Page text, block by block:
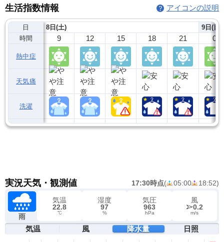
生活指数情報 アイコンの説明
日
時間
熱中症
天気痛
洗濯
8日(土)
9 12 15 18 21
9日(日)
0
実況天気・観測値 17:30時点( 05:00 18:52)
雨
気温
22.8
℃
湿度
97
%
気圧
963
hPa
風
0.2
m/s
気温 風 降水量 日照